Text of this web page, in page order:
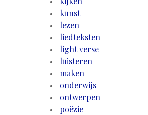
kunst
lezen
liedteksten
light verse
luisteren
maken
onderwijs
ontwerpen
poëzie